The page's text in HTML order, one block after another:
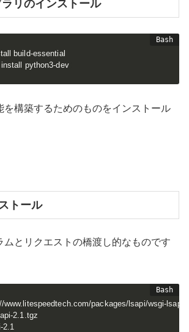
リのインストール
build-essential
python3-dev
を構築するためのものをインストール
トール
ムとリクエストの橋渡し的なものです
www.litespeedtech.com/packages/lsapi/wsgi-lsapi-
2.1.tgz